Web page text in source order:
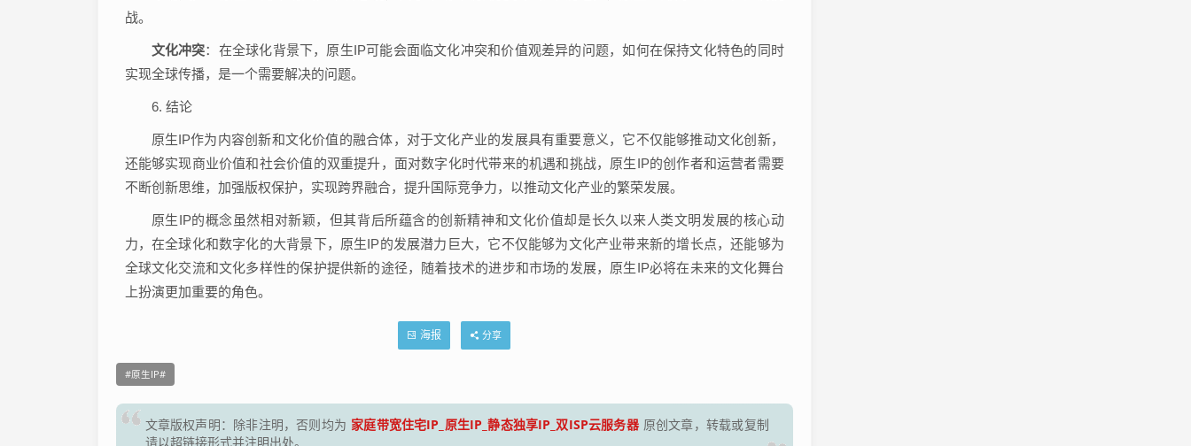
战。
文化冲突：在全球化背景下，原生IP可能会面临文化冲突和价值观差异的问题，如何在保持文化特色的同时
实现全球传播，是一个需要解决的问题。
6. 结论
原生IP作为内容创新和文化价值的融合体，对于文化产业的发展具有重要意义，它不仅能够推动文化创新，
还能够实现商业价值和社会价值的双重提升，面对数字化时代带来的机遇和挑战，原生IP的创作者和运营者需要
不断创新思维，加强版权保护，实现跨界融合，提升国际竞争力，以推动文化产业的繁荣发展。
原生IP的概念虽然相对新颖，但其背后所蕴含的创新精神和文化价值却是长久以来人类文明发展的核心动
力，在全球化和数字化的大背景下，原生IP的发展潜力巨大，它不仅能够为文化产业带来新的增长点，还能够为
全球文化交流和文化多样性的保护提供新的途径，随着技术的进步和市场的发展，原生IP必将在未来的文化舞台
上扮演更加重要的角色。
海报 分享
原生IP
文章版权声明：除非注明，否则均为 家庭带宽住宅IP_原生IP_静态独享IP_双ISP云服务器 原创文章，转载或复制
请以超链接形式并注明出处。